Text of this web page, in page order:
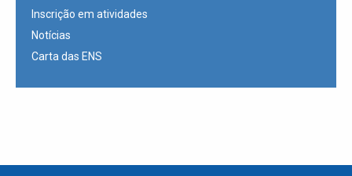
Inscrição em atividades
Notícias
Carta das ENS